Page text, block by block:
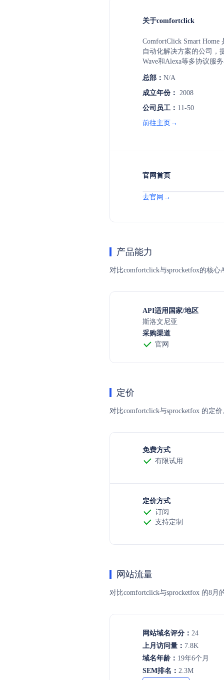
关于comfortclick
ComfortClick Smart
自动化解决方案的公司，
Wave和Alexa等多协议服
拥有完全可定制的图形用
志、自定义颜色、图标和
总部： N/A
成立年份： 2008
公司员工： 11-50
前往主页→
官网首页
去官网→
产品能力
对比comfortclick与sprocketfox的核
API适用国家/地区
斯洛文尼亚
采购渠道
官网
定价
对比comfortclick与sprocketfox 的定
免费方式
有限试用
定价方式
订阅
支持定制
网站流量
对比comfortclick与sprocketfox 的8
网站域名评分： 24
上月访问量： 7.8K
域名年龄： 19年6个月
SEM排名： 2.3M